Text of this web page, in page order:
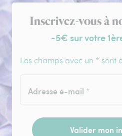
Inscription à la
Inscrivez-vous à
-5€ sur votre
Les champs avec un * sont
Adresse e-mail *
Valider mon